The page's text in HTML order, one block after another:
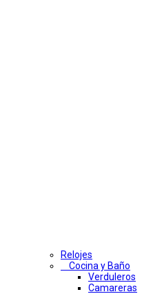
Relojes
Cocina y Baño
Verduleros
Camareras